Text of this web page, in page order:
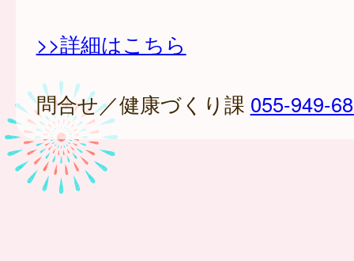
>>詳細はこちら
問合せ／健康づくり課 055-949-